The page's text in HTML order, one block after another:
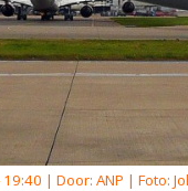
| Door: ANP | Foto: